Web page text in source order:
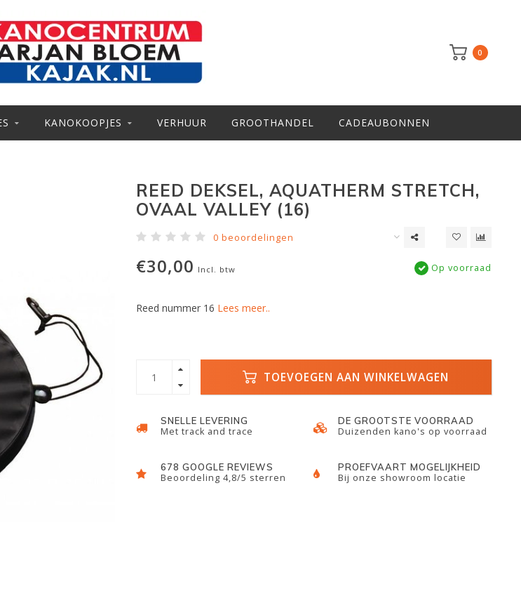
0
KANOKOOPJES VERHUUR GROOTHANDEL CADEAUBONNEN
REED DEKSEL, AQUATHERM STRETCH,
OVAAL VALLEY (16)
0 beoordelingen
€30,00 Incl. btw Op voorraad
Reed nummer 16 Lees meer..
TOEVOEGEN AAN WINKELWAGEN
SNELLE LEVERING
Met track and trace
DE GROOTSTE VOORRAAD
Duizenden kano's op voorraad
678 GOOGLE REVIEWS
Beoordeling 4,8/5 sterren
PROEFVAART MOGELIJKHEID
Bij onze showroom locatie